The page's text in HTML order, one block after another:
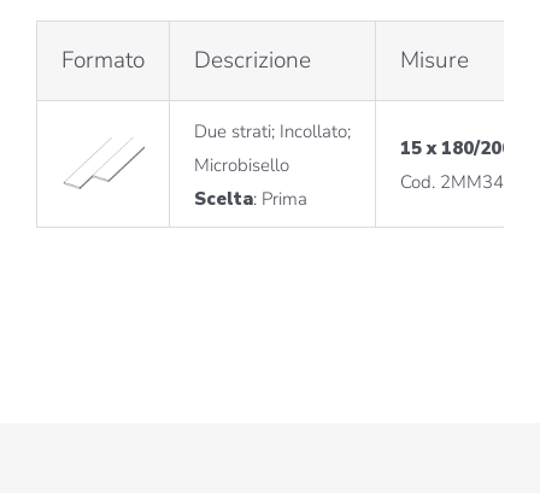
Formato Descrizione Misure
Due strati; Incollato;
Microbisello
Scelta: Prima
15 x 180/200 x
Cod.